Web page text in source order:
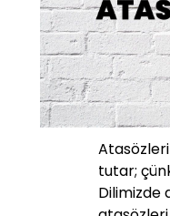
tutar;
Dilimizde